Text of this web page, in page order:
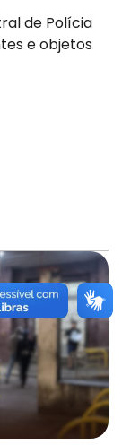
de Polícia
e objetos